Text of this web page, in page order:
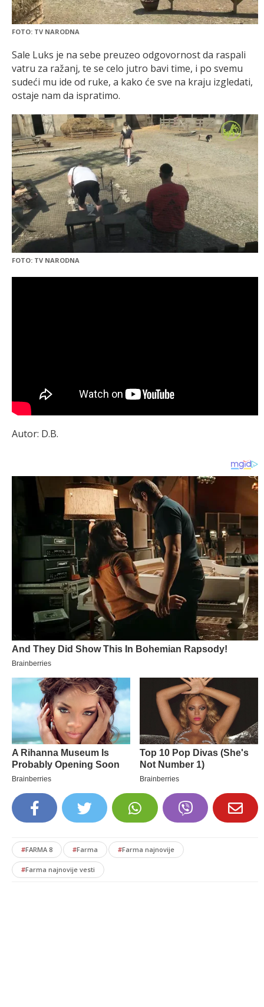
FOTO: TV NARODNA
Sale Luks je na sebe preuzeo odgovornost da raspali
vatru za ražanj, te se celo jutro bavi time, i po svemu
sudeći mu ide od ruke, a kako će sve na kraju izgledati,
ostaje nam da ispratimo.
FOTO: TV NARODNA
Autor: D.B.
#FARMA 8 #Farma #Farma najnovije
#Farma najnovije vesti